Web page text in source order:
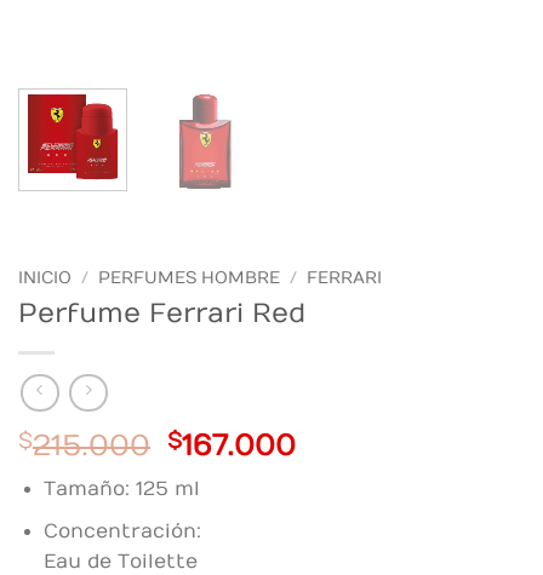
INICIO / PERFUMES HOMBRE / FERRARI
Perfume Ferrari Red
$215.000 Original
price
was:
$215.000.
$167.000Current
Tamaño: 125 ml
Concentración:
Eau de Toilette